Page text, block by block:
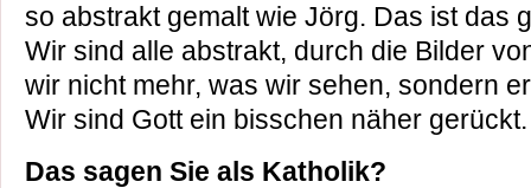
so abstrakt gemalt wie Jörg. Das ist das
Wir sind alle abstrakt, durch die Bilder
wir nicht mehr, was wir sehen, sondern
Wir sind Gott ein bisschen näher gerückt.
Das sagen Sie als Katholik?